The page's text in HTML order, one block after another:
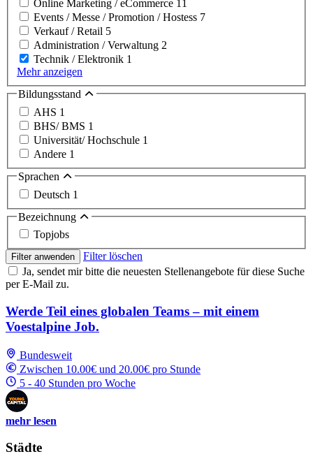
Online Marketing / eCommerce 11
Events / Messe / Promotion / Hostess 7
Verkauf / Retail 5
Administration / Verwaltung 2
Technik / Elektronik 1
Mehr anzeigen
Bildungsstand
AHS 1
BHS/ BMS 1
Universität/ Hochschule 1
Andere 1
Sprachen
Deutsch 1
Bezeichnung
Topjobs
Filter anwenden
Filter löschen
Ja, sendet mir bitte die neuesten Stellenangebote für diese Suche
per E-Mail zu.
Werde Teil eines globalen Teams – mit einem
Voestalpine Job.
Bundesweit
Zwischen 10.00€ und 20.00€ pro Stunde
5 - 40 Stunden pro Woche
mehr lesen
Städte